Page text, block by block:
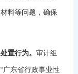
料等问题，确保
置行为。 审计组
广东省行政事业性